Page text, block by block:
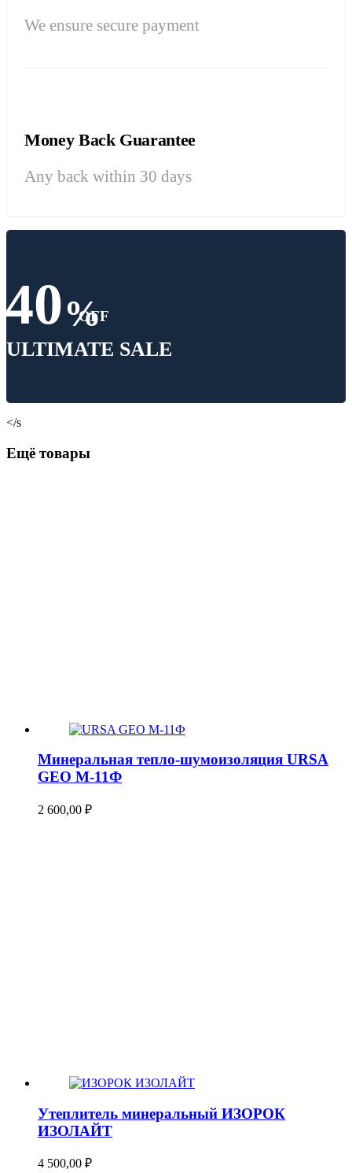
We ensure secure payment
Money Back Guarantee
Any back within 30 days
40%
OFF
ULTIMATE SALE
</s
Ещё товары
Минеральная тепло-шумоизоляция URSA
GEO М-11Ф
2 600,00 ₽
Утеплитель минеральный ИЗОРОК
ИЗОЛАЙТ
4 500,00 ₽